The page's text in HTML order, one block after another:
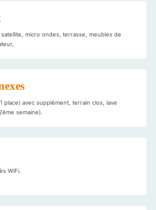
satellite, micro ondes, terrasse, meubles de
place) avec supplément, terrain clos, lave
semaine).
WiFi.